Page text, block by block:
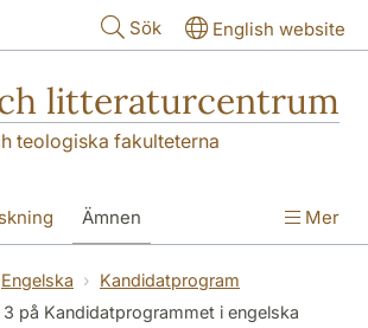
Sök English website
litteraturcentrum
teologiska fakulteterna
Ämnen
Institutionen
Mer
Engelska
Kandidatprogram
på Kandidatprogrammet i engelska